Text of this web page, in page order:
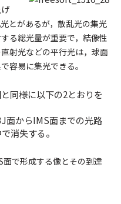
とがあるが，散乱光の集光
る総光量が重要で，結像性
射光などの平行光は，球面
容易に集光できる。
同様に以下の2とおりを
面からIMS面までの光路
消失する。
面で形成する像とその到達